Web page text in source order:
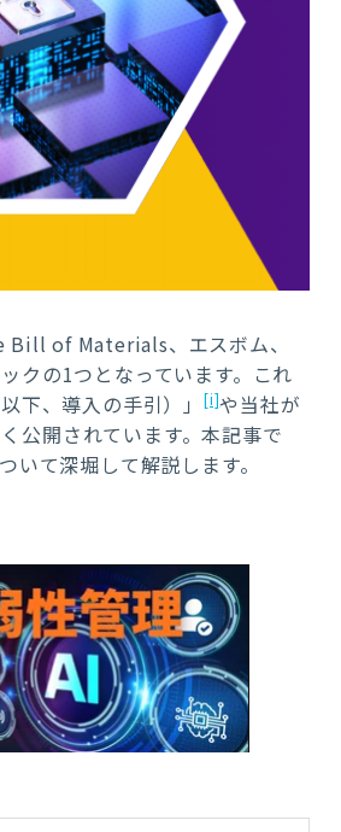
Bill of Materials、エスボム、
クの1つとなっています。これ
下、導入の手引） 」 [i]や当社が
公開されています。本記事で
いて深堀して解説します。